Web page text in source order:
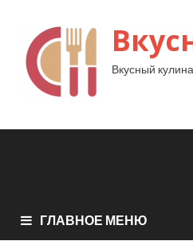
Вкусный
ГЛАВНОЕ МЕНЮ